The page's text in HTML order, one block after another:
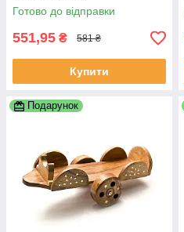
Готово до відправки
551,95 ₴ 581 ₴
Купити
Подарунок